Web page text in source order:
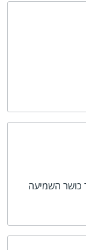
כושר השמיעה